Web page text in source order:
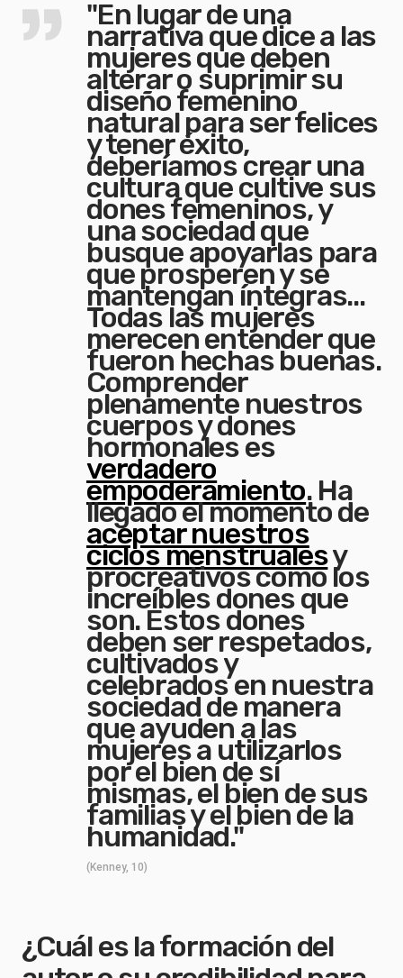
"En lugar de una
narrativa que dice a las
mujeres que deben
alterar o suprimir su
diseño femenino
natural para ser felices
y tener éxito,
deberíamos crear una
cultura que cultive sus
dones femeninos, y
una sociedad que
busque apoyarlas para
que prosperen y se
mantengan íntegras...
Todas las mujeres
merecen entender que
fueron hechas buenas.
Comprender
plenamente nuestros
cuerpos y dones
hormonales es
verdadero
empoderamiento. Ha
llegado el momento de
aceptar nuestros
ciclos menstrualesy
procreativos como los
increíbles dones que
son. Estos dones
deben ser respetados,
cultivados y
celebrados en nuestra
sociedad de manera
que ayuden a las
mujeres a utilizarlos
por el bien de sí
mismas, el bien de sus
familias y el bien de la
humanidad."
(Kenney, 10)
¿Cuál es la formación del